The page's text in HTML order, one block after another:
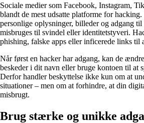
Sociale medier som Facebook, Instagram,
blandt de mest udsatte platforme for
personlige oplysninger, billeder og adgang
misbruges til svindel eller identitetstyveri.
phishing, falske apps eller inficerede links til
Når først en hacker har adgang, kan de
beskeder i dit navn eller bruge kontoen til at
Derfor handler beskyttelse ikke kun om at
situationer – men om at forhindre, at din
misbrugt.
Brug stærke og unikke